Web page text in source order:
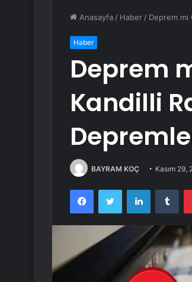
Anasayfa / Haber / Deprem mi
Haber
Deprem
Kandilli
BAYRAM KOÇ Kasım 29,
FacebookTwitter LinkedIn